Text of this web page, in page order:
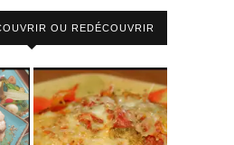
OU REDÉCOUVRIR